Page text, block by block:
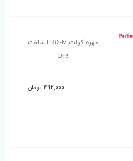
مهره کولت ER16-M ساخت
چین
492,000 تومان